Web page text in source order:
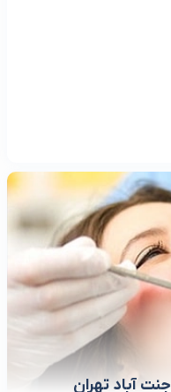
آباد تهران